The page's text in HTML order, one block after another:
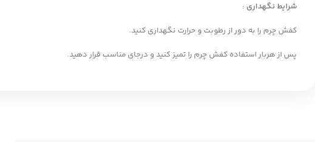
شرایط نگهداری :
کفش چرم را به دور از رطوبت و حرارت نگهداری کنید.
پس از هربار استفاده کفش چرم را تمیز کنید و درجای مناسب قرار دهید.